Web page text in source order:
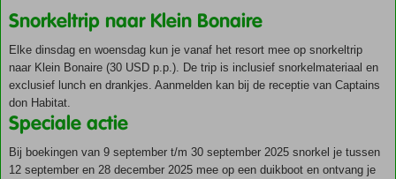
Snorkeltrip naar Klein Bonaire
Elke dinsdag en woensdag kun je vanaf het resort mee op snorkeltrip
naar Klein Bonaire (30 USD p.p.). De trip is inclusief snorkelmateriaal en
exclusief lunch en drankjes. Aanmelden kan bij de receptie van Captains
don Habitat.
Speciale actie
Bij boekingen van 9 september t/m 30 september 2025 snorkel je tussen
12 september en 28 december 2025 mee op een duikboot en ontvang je